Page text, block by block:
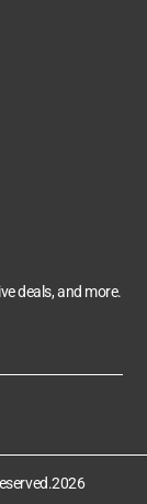
deals, and more.